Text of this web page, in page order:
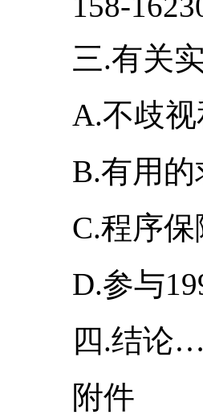
三.有关
A.不歧
B.有用的
C.程序保
D.参与
四.结论
附件